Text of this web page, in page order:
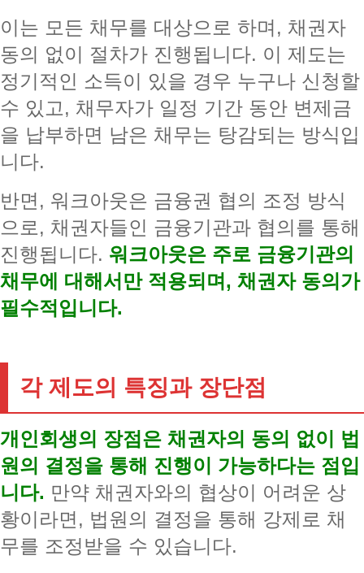
이는 모든 채무를 대상으로 하며, 채권자
동의 없이 절차가 진행됩니다. 이 제도는
정기적인 소득이 있을 경우 누구나 신청할
수 있고, 채무자가 일정 기간 동안 변제금
을 납부하면 남은 채무는 탕감되는 방식입
니다.
반면, 워크아웃은 금융권 협의 조정 방식
으로, 채권자들인 금융기관과 협의를 통해
진행됩니다. 워크아웃은 주로 금융기관의
채무에 대해서만 적용되며, 채권자 동의가
필수적입니다.
각 제도의 특징과 장단점
개인회생의 장점은 채권자의 동의 없이 법
원의 결정을 통해 진행이 가능하다는 점입
니다. 만약 채권자와의 협상이 어려운 상
황이라면, 법원의 결정을 통해 강제로 채
무를 조정받을 수 있습니다.